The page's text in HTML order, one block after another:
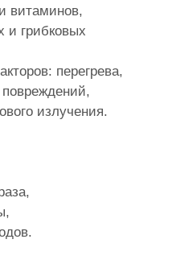
витаминов,
и грибковых
перегрева,
излучения.